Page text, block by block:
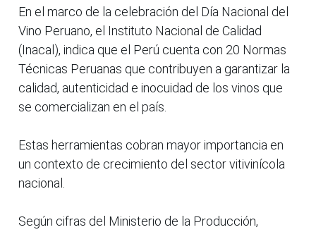
En el marco de la celebración del Día Nacional del
Vino Peruano, el Instituto Nacional de Calidad
(Inacal), indica que el Perú cuenta con 20 Normas
Técnicas Peruanas que contribuyen a garantizar la
calidad, autenticidad e inocuidad de los vinos que
se comercializan en el país.
Estas herramientas cobran mayor importancia en
un contexto de crecimiento del sector vitivinícola
nacional.
Según cifras del Ministerio de la Producción,